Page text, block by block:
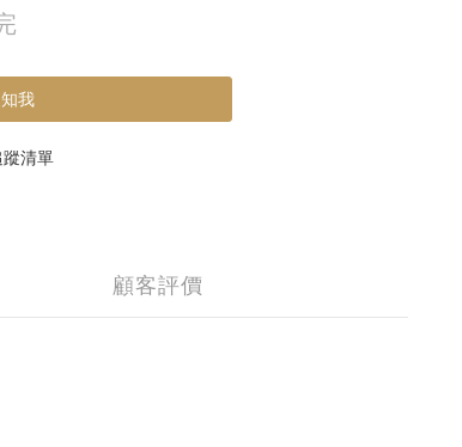
我
清單
顧客評價